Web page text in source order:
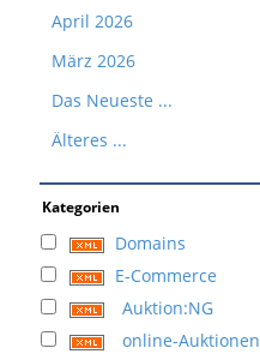
April 2026
März 2026
Das Neueste ...
Älteres ...
Kategorien
Domains
E-Commerce
Auktion:NG
online-Auktionen